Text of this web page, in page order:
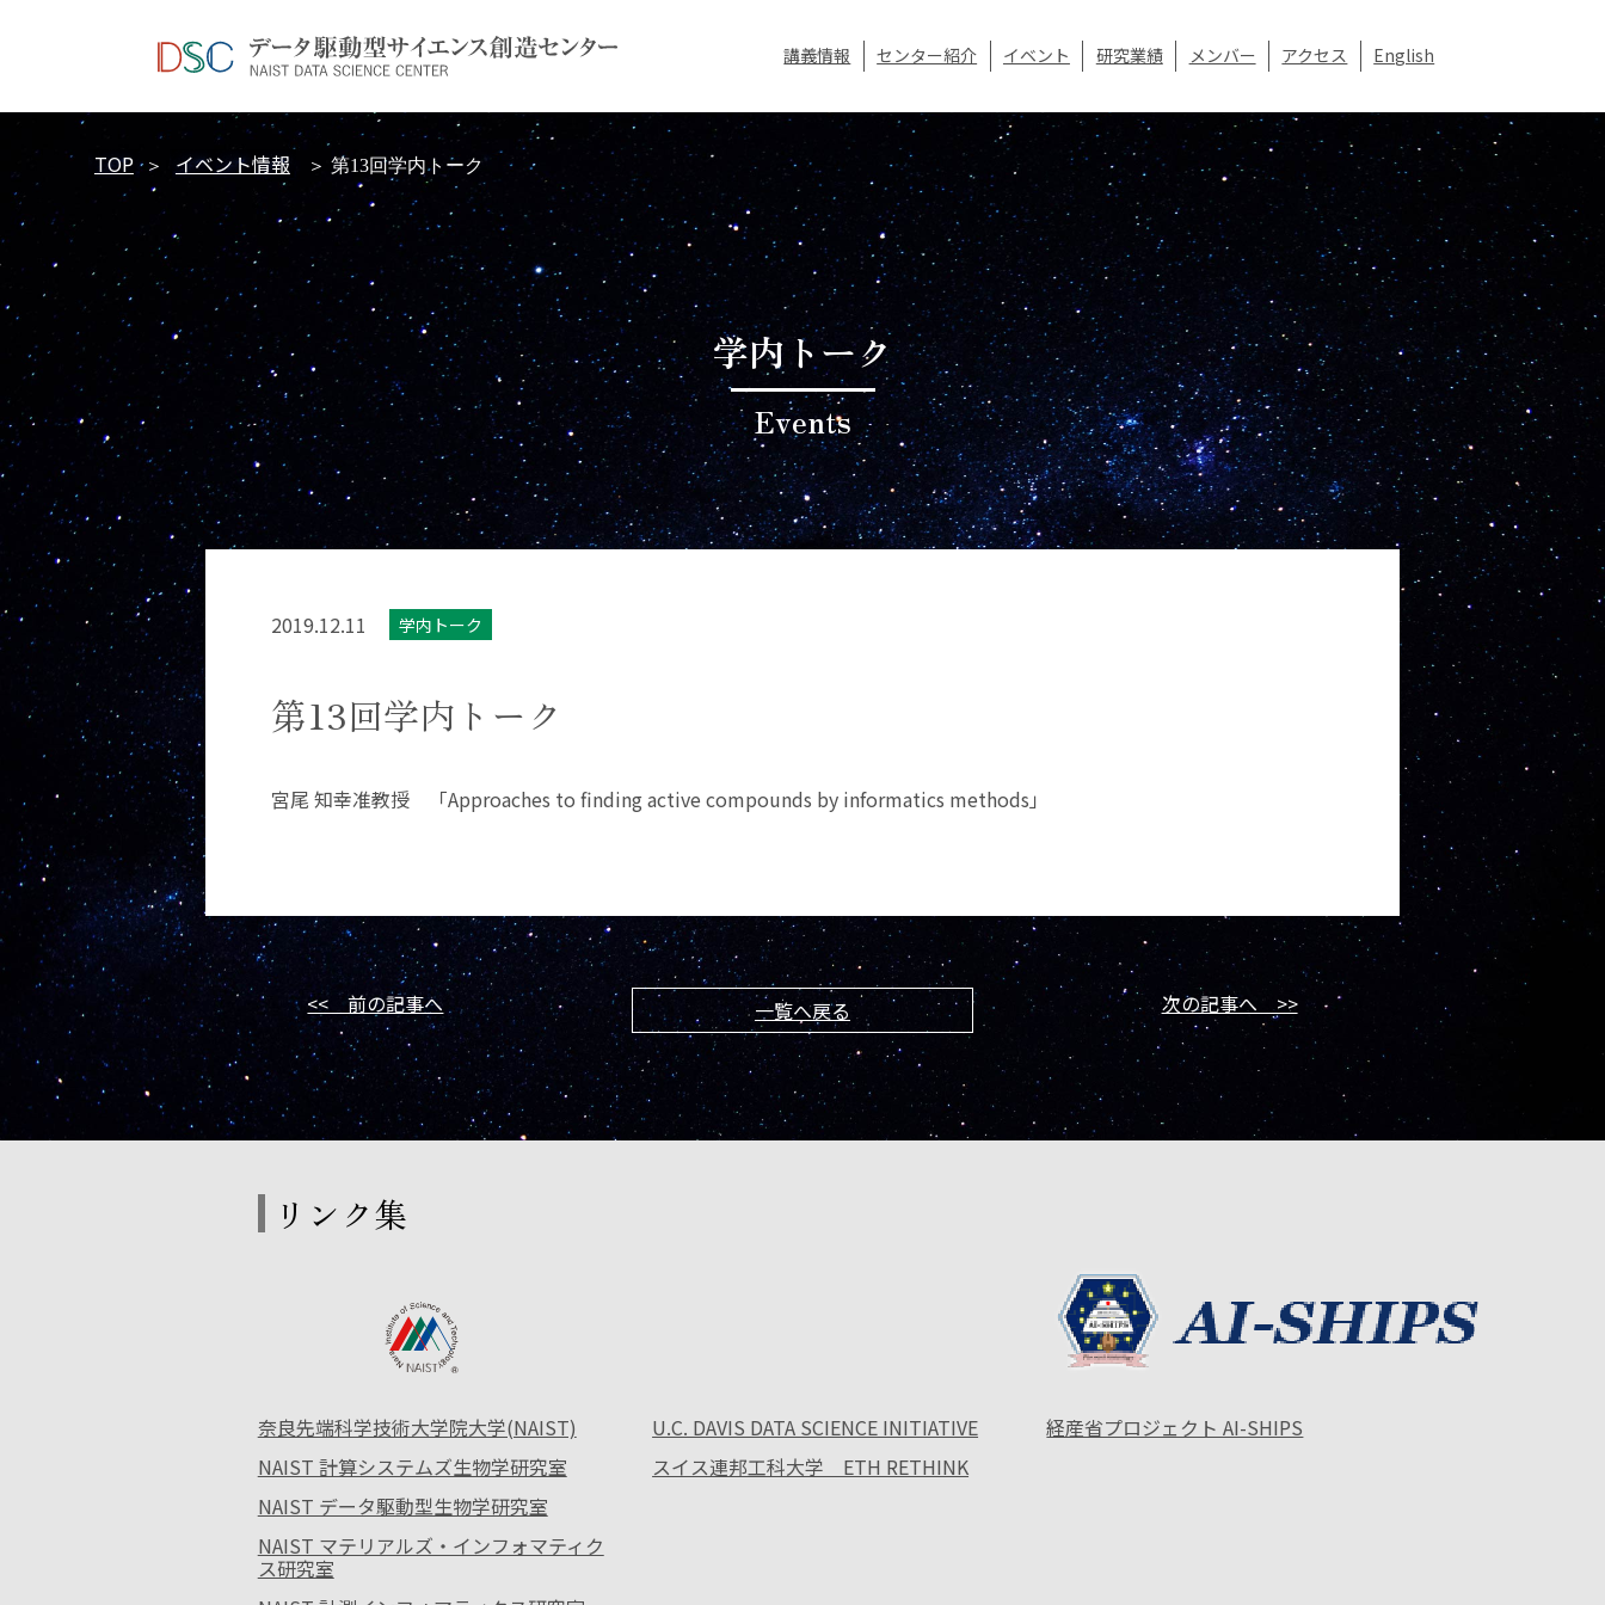
講義情報 センター紹介 イベント 研究業績 メンバー アクセス English
TOP ＞ イベント情報 ＞ 第13回学内トーク
学内トーク
Events
2019.12.11 学内トーク
第13回学内トーク
宮尾 知幸准教授 「Approaches to finding active compounds by informatics methods」
<< 前の記事へ 一覧へ戻る 次の記事へ >>
リンク集
奈良先端科学技術大学院大学(NAIST)
NAIST 計算システムズ生物学研究室
NAIST データ駆動型生物学研究室
NAIST マテリアルズ・インフォマティク
ス研究室
U.C. DAVIS DATA SCIENCE INITIATIVE
スイス連邦工科大学 ETH RETHINK
経産省プロジェクト AI-SHIPS